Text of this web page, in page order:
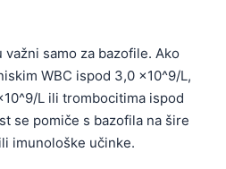
samo za bazofile. Ako
WBC ispod 3,0 x10^9/L,
L ili trombocitima ispod
se pomiče s bazofila na šire
imunološke učinke.